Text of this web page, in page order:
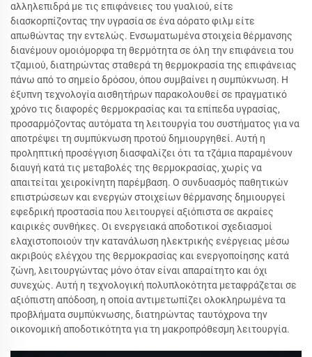
αλληλεπιδρά με τις επιφάνειες του γυαλιού, είτε
διασκορπίζοντας την υγρασία σε ένα αόρατο φιλμ είτε
απωθώντας την εντελώς. Ενσωματωμένα στοιχεία θέρμανσης
διανέμουν ομοιόμορφα τη θερμότητα σε όλη την επιφάνεια του
τζαμιού, διατηρώντας σταθερά τη θερμοκρασία της επιφάνειας
πάνω από το σημείο δρόσου, όπου συμβαίνει η συμπύκνωση. Η
έξυπνη τεχνολογία αισθητήρων παρακολουθεί σε πραγματικό
χρόνο τις διαφορές θερμοκρασίας και τα επίπεδα υγρασίας,
προσαρμόζοντας αυτόματα τη λειτουργία του συστήματος για να
αποτρέψει τη συμπύκνωση προτού δημιουργηθεί. Αυτή η
προληπτική προσέγγιση διασφαλίζει ότι τα τζάμια παραμένουν
διαυγή κατά τις μεταβολές της θερμοκρασίας, χωρίς να
απαιτείται χειροκίνητη παρέμβαση. Ο συνδυασμός παθητικών
επιστρώσεων και ενεργών στοιχείων θέρμανσης δημιουργεί
εφεδρική προστασία που λειτουργεί αξιόπιστα σε ακραίες
καιρικές συνθήκες. Οι ενεργειακά αποδοτικοί σχεδιασμοί
ελαχιστοποιούν την κατανάλωση ηλεκτρικής ενέργειας μέσω
ακριβούς ελέγχου της θερμοκρασίας και ενεργοποίησης κατά
ζώνη, λειτουργώντας μόνο όταν είναι απαραίτητο και όχι
συνεχώς. Αυτή η τεχνολογική πολυπλοκότητα μεταφράζεται σε
αξιόπιστη απόδοση, η οποία αντιμετωπίζει ολοκληρωμένα τα
προβλήματα συμπύκνωσης, διατηρώντας ταυτόχρονα την
οικονομική αποδοτικότητα για τη μακροπρόθεσμη λειτουργία.